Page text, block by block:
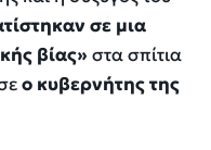
σε μια
βίας» στα σπίτια
ο κυβερνήτης της